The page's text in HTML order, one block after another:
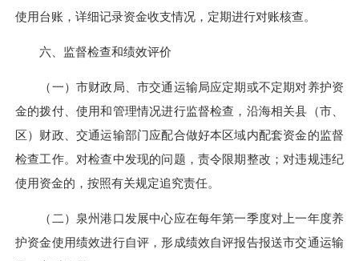
使用台账，详细记录资金收支情况，定期进行对账核查。
六、监督检查和绩效评价​
（一）市财政局、市交通运输局应定期或不定期对养护资
金的拨付、使用和管理情况进行监督检查，沿海相关县（市、
区）财政、交通运输部门应配合做好本区域内配套资金的监督
检查工作。对检查中发现的问题，责令限期整改；对违规违纪
使用资金的，按照有关规定追究责任。​
（二）泉州港口发展中心应在每年第一季度对上一年度养
护资金使用绩效进行自评，形成绩效自评报告报送市交通运输